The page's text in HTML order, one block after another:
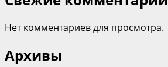
Нет комментариев для просмотра.
Архивы